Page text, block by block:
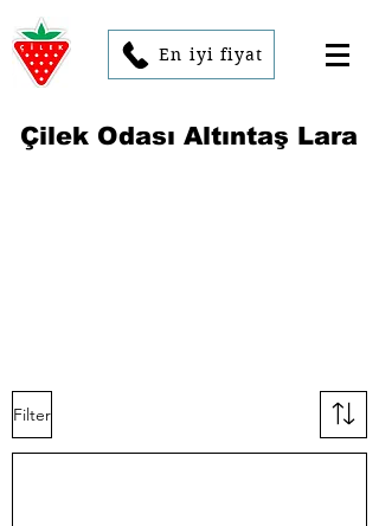
En iyi fiyat
Çilek Odası Altıntaş Lara
Filter